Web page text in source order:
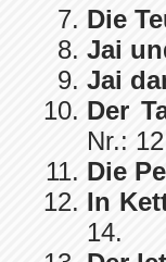
Die
Jai
Jai
Der
Nr.:
Die
In
14.